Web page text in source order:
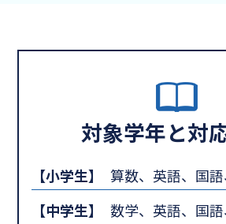
対象学年と対
【小学生】
算数、英語、国
【中学生】
数学、英語、国